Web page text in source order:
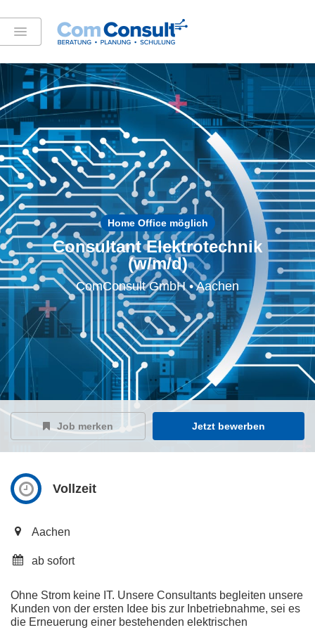
Home Office möglich
Consultant Elektrotechnik
(w/m/d)
ComConsult GmbH • Aachen
Job merken Jetzt bewerben
Vollzeit
Aachen
ab sofort
Ohne Strom keine IT. Unsere Consultants begleiten unsere
Kunden von der ersten Idee bis zur Inbetriebnahme, sei es
die Erneuerung einer bestehenden elektrischen